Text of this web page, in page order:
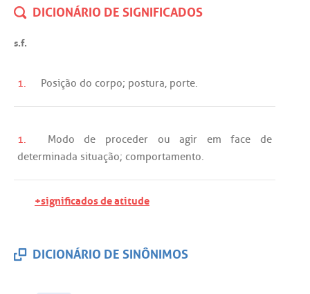
DICIONÁRIO DE SIGNIFICADOS
s.f.
1. Posição do corpo; postura, porte.
1. Modo de proceder ou agir em face
de
determinada situação; comportamento.
+significados de atitude
DICIONÁRIO DE SINÔNIMOS